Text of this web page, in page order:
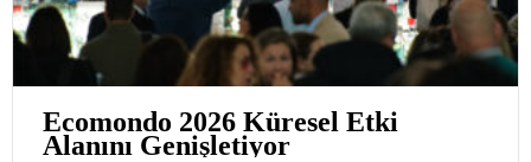
Ecomondo 2026 Küresel Etki
Alanını Genişletiyor